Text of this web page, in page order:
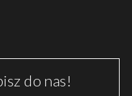
do nas!